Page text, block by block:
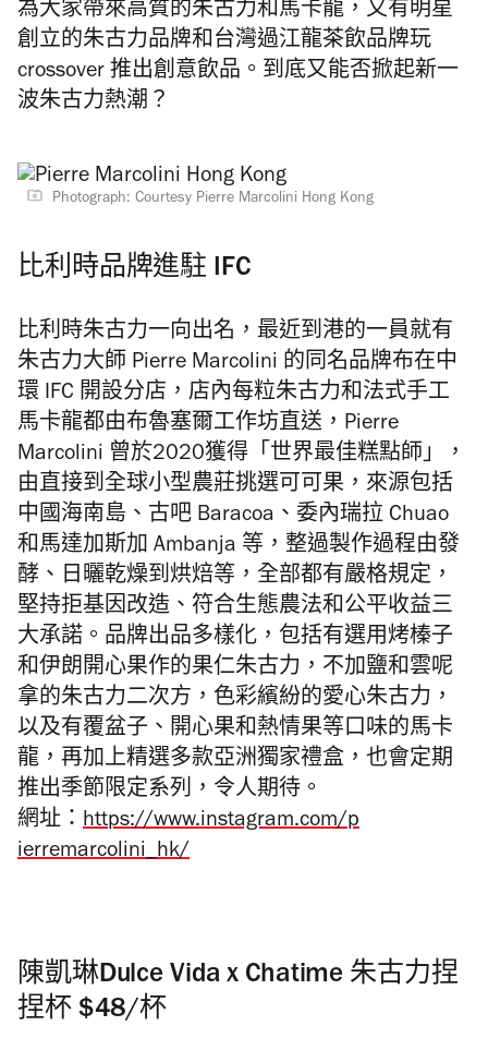
為大家帶來高質的朱古力和馬卡龍，又有明星
創立的朱古力品牌和台灣過江龍茶飲品牌玩
crossover 推出創意飲品。到底又能否掀起新一
波朱古力熱潮？
Photograph: Courtesy Pierre Marcolini Hong Kong
比利時品牌進駐 IFC
比利時朱古力一向出名，最近到港的一員就有
朱古力大師 Pierre Marcolini 的同名品牌布在中
環 IFC 開設分店，店內每粒朱古力和法式手工
馬卡龍都由布魯塞爾工作坊直送，Pierre
Marcolini 曾於2020獲得「世界最佳糕點師」，
由直接到全球小型農莊挑選可可果，來源包括
中國海南島、古吧 Baracoa、委內瑞拉 Chuao
和馬達加斯加 Ambanja 等，整過製作過程由發
酵、日曬乾燥到烘焙等，全部都有嚴格規定，
堅持拒基因改造、符合生態農法和公平收益三
大承諾。品牌出品多樣化， 包括有選用烤榛子
和伊朗開心果作的果仁朱古力，不加鹽和雲呢
拿的朱古力二次方，色彩繽紛的愛心朱古力，
以及有覆盆子、 開心果和熱情果等口味的馬卡
龍，再加上精選多款亞洲獨家禮盒， 也會定期
推出季節限定系列，令人期待。
網址： https://www.instagram.com/p
ierremarcolini_hk/
陳凱琳Dulce Vida x Chatime 朱古力捏
捏杯 $48/杯